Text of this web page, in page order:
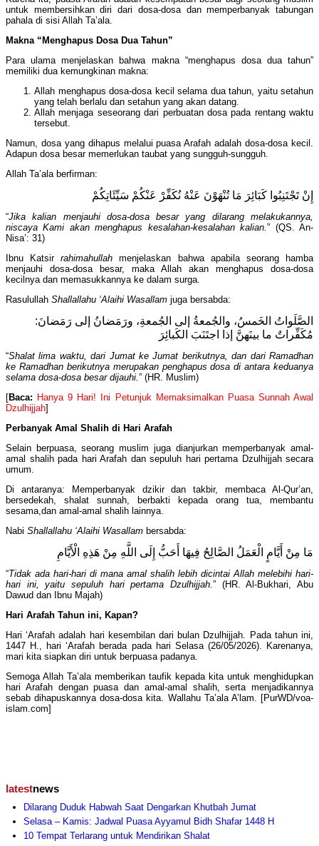
untuk membersihkan diri dari dosa-dosa dan memperbanyak tabungan
pahala di sisi Allah Ta’ala.
Makna “Menghapus Dosa Dua Tahun”
Para ulama menjelaskan bahwa makna “menghapus dosa dua tahun”
memiliki dua kemungkinan makna:
Allah menghapus dosa-dosa kecil selama dua tahun, yaitu setahun
yang telah berlalu dan setahun yang akan datang.
Allah menjaga seseorang dari perbuatan dosa pada rentang waktu
tersebut.
Namun, dosa yang dihapus melalui puasa Arafah adalah dosa-dosa kecil.
Adapun dosa besar memerlukan taubat yang sungguh-sungguh.
Allah Ta’ala berfirman:
إِنْ تَجْتَنِبُوا كَبَائِرَ مَا تُنْهَوْنَ عَنْهُ نُكَفِّرْ عَنْكُمْ سَيِّئَاتِكُمْ
“Jika kalian menjauhi dosa-dosa besar yang dilarang melakukannya,
niscaya Kami akan menghapus kesalahan-kesalahan kalian.” (QS. An-
Nisa’: 31)
Ibnu Katsirrahimahullah menjelaskan bahwa apabila seorang hamba
menjauhi dosa-dosa besar, maka Allah akan menghapus dosa-dosa
kecilnya dan memasukkannya ke dalam surga.
Rasulullah Shallallahu ‘Alaihi Wasallam juga bersabda:
الصَّلَواتُ الخَمسُ، والجُمعةُ إلى الجُمعةِ، ورَمَضانُ إلى رَمَضانَ:
مُكَفِّراتٌ ما بينَهنَّ إذا اجتَنَبَ الكَبائِرَ
“Shalat lima waktu, dari Jumat ke Jumat berikutnya, dan dari Ramadhan
ke Ramadhan berikutnya merupakan penghapus dosa di antara keduanya
selama dosa-dosa besar dijauhi.” (HR. Muslim)
[Baca: Hanya 9 Hari! Ini Petunjuk Memaksimalkan Puasa Sunnah Awal
Dzulhijjah]
Perbanyak Amal Shalih di Hari Arafah
Selain berpuasa, seorang muslim juga dianjurkan memperbanyak amal-
amal shalih pada hari Arafah dan sepuluh hari pertama Dzulhijjah secara
umum.
Di antaranya: Memperbanyak dzikir dan takbir, membaca Al-Qur’an,
bersedekah, shalat sunnah, berbakti kepada orang tua, membantu
sesama,dan amal-amal shalih lainnya.
Nabi Shallallahu ‘Alaihi Wasallam bersabda:
مَا مِنْ أَيَّامٍ الْعَمَلُ الصَّالِحُ فِيهَا أَحَبُّ إِلَى اللَّهِ مِنْ هَذِهِ الْأَيَّامِ
“Tidak ada hari-hari di mana amal shalih lebih dicintai Allah melebihi hari-
hari ini, yaitu sepuluh hari pertama Dzulhijjah.” (HR. Al-Bukhari, Abu
Dawud dan Ibnu Majah)
Hari Arafah Tahun ini, Kapan?
Hari ‘Arafah adalah hari kesembilan dari bulan Dzulhijjah. Pada tahun ini,
1447 H., hari ‘Arafah berada pada hari Selasa (26/05/2026). Karenanya,
mari kita siapkan diri untuk berpuasa padanya.
Semoga Allah Ta’ala memberikan taufik kepada kita untuk menghidupkan
hari Arafah dengan puasa dan amal-amal shalih, serta menjadikannya
sebab dihapuskannya dosa-dosa kita. Wallahu Ta’ala A’lam. [PurWD/voa-
islam.com]
latestnews
Dilarang Duduk Habwah Saat Dengarkan Khutbah Jumat
Selasa – Kamis: Jadwal Puasa Ayyamul Bidh Shafar 1448 H
10 Tempat Terlarang untuk Mendirikan Shalat